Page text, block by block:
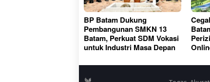
BP Batam Dukung
Pembangunan SMKN 13
Batam, Perkuat SDM Vokasi
untuk Industri Masa Depan